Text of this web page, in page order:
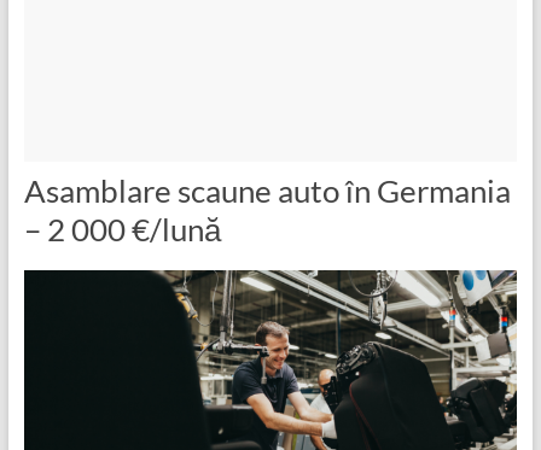
Asamblare scaune auto în Germania
– 2 000 €/lună